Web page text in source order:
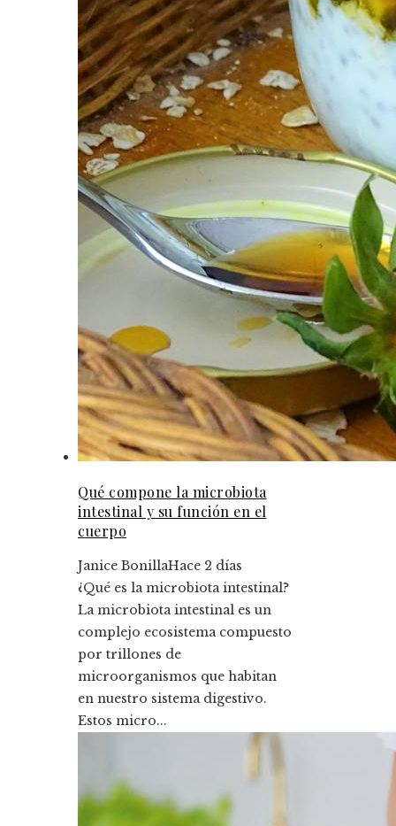
Qué compone la microbiota
intestinal y su función en el
cuerpo
Janice BonillaHace 2 días
¿Qué es la microbiota intestinal?
La microbiota intestinal es un
complejo ecosistema compuesto
por trillones de
microorganismos que habitan
en nuestro sistema digestivo.
Estos micro...